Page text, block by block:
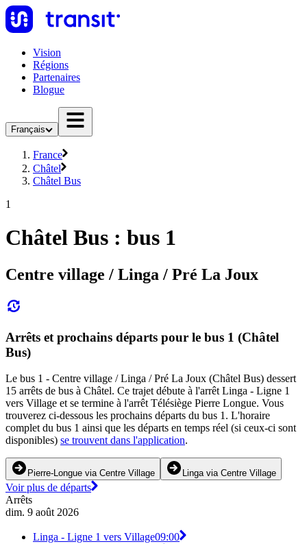
Vision
Régions
Partenaires
Blogue
Français
France
Châtel
Châtel Bus
1
Châtel Bus : bus 1
Centre village / Linga / Pré La Joux
Arrêts et prochains départs pour le bus 1 (Châtel
Bus)
Le bus 1 - Centre village / Linga / Pré La Joux (Châtel Bus) dessert
15 arrêts de bus à Châtel. Ce trajet débute à l'arrêt Linga - Ligne 1
vers Village et se termine à l'arrêt Télésiège Pierre Longue. Vous
trouverez ci-dessous les prochains départs du bus 1. L'horaire
complet du bus 1 ainsi que les départs en temps réel (si ceux-ci sont
disponibles) se trouvent dans l'application.
Pierre-Longue via Centre Village Linga via Centre Village
Voir plus de départs
Arrêts
dim. 9 août 2026
Linga - Ligne 1 vers Village09:00